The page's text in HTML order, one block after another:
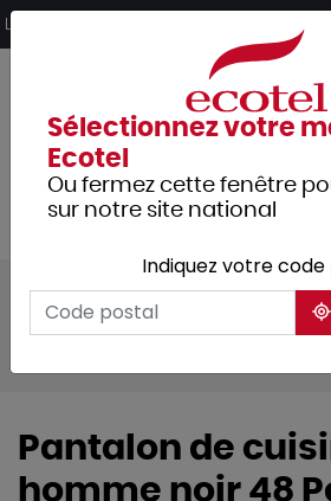
Livraison offerte dès 249€ HT
Tous les produits
Vêtements professionnels
Pantalon de
homme noir 48
Sélectionnez votre
Ecotel
Ou fermez cette fenêtre
sur notre site national
Indiquez votre
Panneau de gestion des cookies